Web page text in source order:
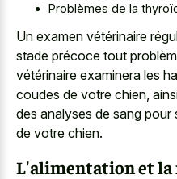
Problèmes de la
Un examen vétérinaire
stade précoce tout
vétérinaire examinera les
coudes de votre chien,
des analyses de sang
de votre chien.
L'alimentation et